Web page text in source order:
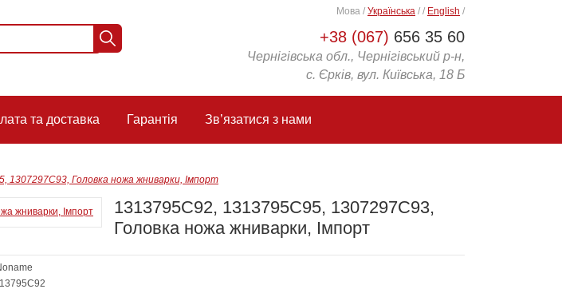
+38 (067) 656 35 60
Чернігівська обл., Чернігівський р-н,
с. Єрків, вул. Київська, 18 Б
Мова / Українська / / English /
та доставка Гарантія Зв’язатися з нами
1307297С93, Головка ножа жниварки, Імпорт
1313795C92, 1313795C95, 1307297С93,
Головка ножа жниварки, Імпорт